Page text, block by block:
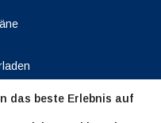
das beste Erlebnis auf